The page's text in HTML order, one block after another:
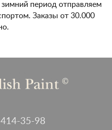
период отправляем
Заказы от 30.000
35-98